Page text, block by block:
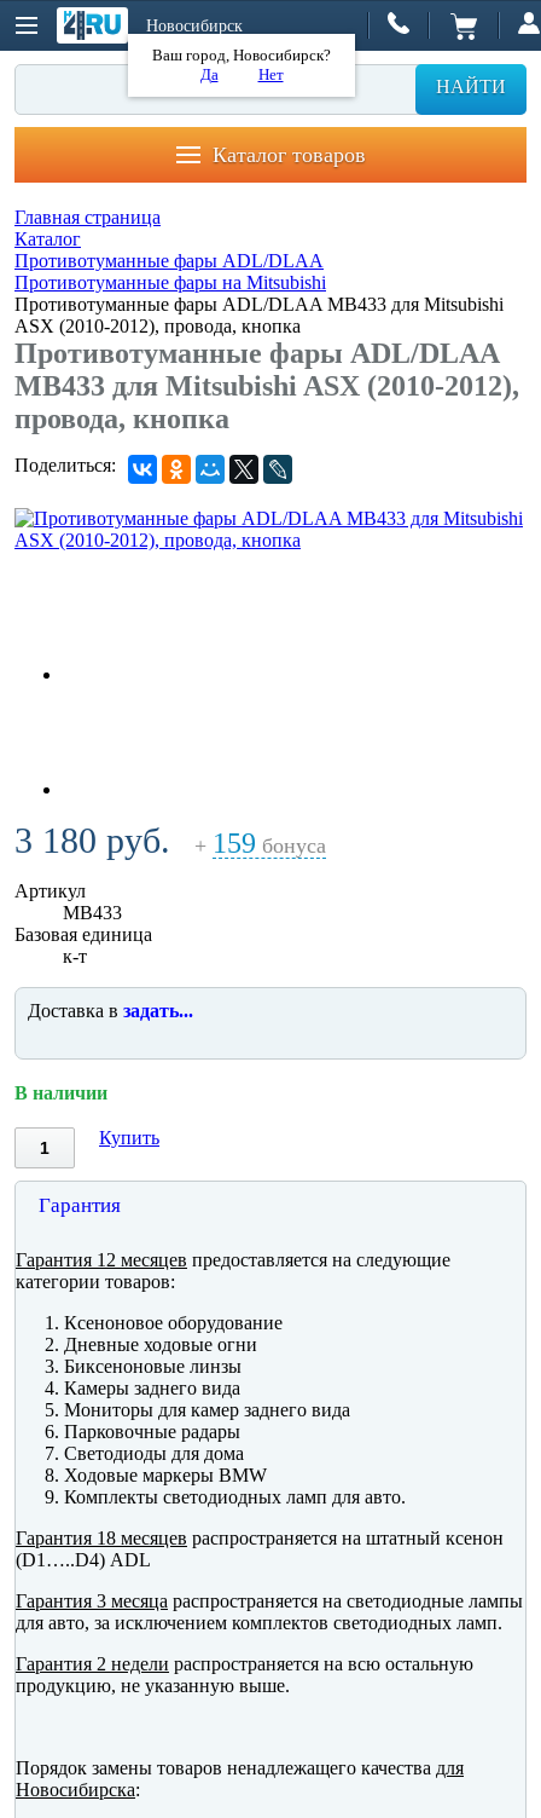
Новосибирск
Ваш город, Новосибирск?
Да
Нет
НАЙТИ
Каталог товаров
Главная страница
Каталог
Противотуманные фары ADL/DLAA
Противотуманные фары на Mitsubishi
Противотуманные фары ADL/DLAA MB433 для Mitsubishi
ASX (2010-2012), провода, кнопка
Противотуманные фары ADL/DLAA
MB433 для Mitsubishi ASX (2010-2012),
провода, кнопка
Поделиться:
3 180 руб. + 159 бонуса
Артикул
MB433
Базовая единица
к-т
Доставка в задать...
В наличии
Купить
Гарантия
Гарантия 12 месяцев предоставляется на следующие
категории товаров:
Ксеноновое оборудование
Дневные ходовые огни
Биксеноновые линзы
Камеры заднего вида
Мониторы для камер заднего вида
Парковочные радары
Светодиоды для дома
Ходовые маркеры BMW
Комплекты светодиодных ламп для авто.
Гарантия 18 месяцев распространяется на штатный ксенон
(D1…..D4) ADL
Гарантия 3 месяца распространяется на светодиодные лампы
для авто, за исключением комплектов светодиодных ламп.
Гарантия 2 недели распространяется на всю остальную
продукцию, не указанную выше.
Порядок замены товаров ненадлежащего качества для
Новосибирска: